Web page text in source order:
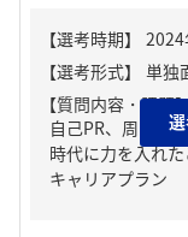
【質問内容・課題
自己PR、周りか
時代に力を入れ
キャリアプラン